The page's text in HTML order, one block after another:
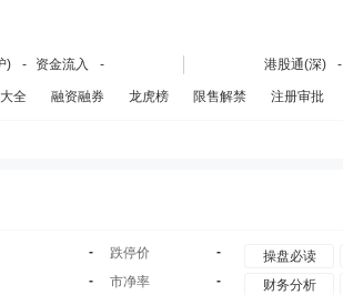
) - 资金流入 - 港股通(深) -
全 融资融券 龙虎榜 限售解禁 注册审批
- 跌停价
-
- 市净率
-
操盘必读
财务分析